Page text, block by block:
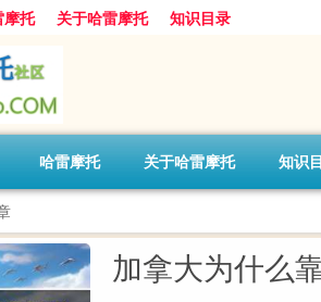
摩托 关于哈雷摩托 知识目录
哈雷摩托 关于哈雷摩托 知识
加拿大为什么